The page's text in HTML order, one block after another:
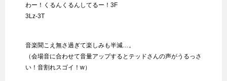
わー！くるんくるんしてるー！3F
3Lz-3T
音楽聞こえ無さ過ぎて楽しみも半減…。
（会場音に合わせて音量アップするとテッドさんの声がうるっさ
い！音割れスゴイ！w）